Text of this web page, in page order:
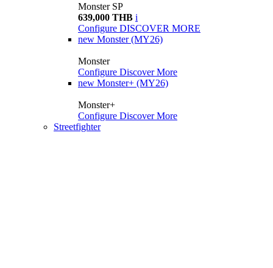
Monster SP
639,000 THB i
Configure DISCOVER MORE
new Monster (MY26)
Monster
Configure Discover More
new Monster+ (MY26)
Monster+
Configure Discover More
Streetfighter